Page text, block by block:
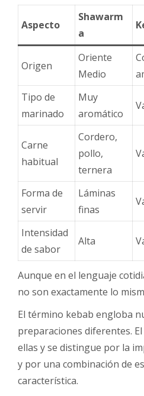
Aspecto
Shawarm
a
Origen
Oriente
Medio
Tipo de
marinado
Muy
aromático
Carne
habitual
Cordero,
pollo,
ternera
Forma de
servir
Láminas
finas
Intensidad
de sabor
Alta
Aunque en el lenguaje
no son exactamente lo
El término kebab engloba
preparaciones diferentes.
ellas y se distingue por la
y por una combinación de
característica.